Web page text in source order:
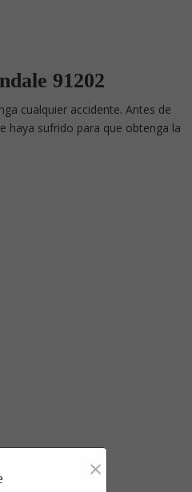
91202
cualquier accidente. Antes de
haya sufrido para que obtenga la
×